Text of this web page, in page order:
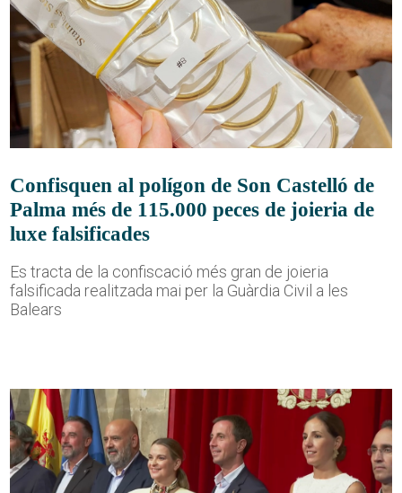
Confisquen al polígon de Son Castelló de
Palma més de 115.000 peces de joieria de
luxe falsificades
Es tracta de la confiscació més gran de joieria
falsificada realitzada mai per la Guàrdia Civil a les
Balears